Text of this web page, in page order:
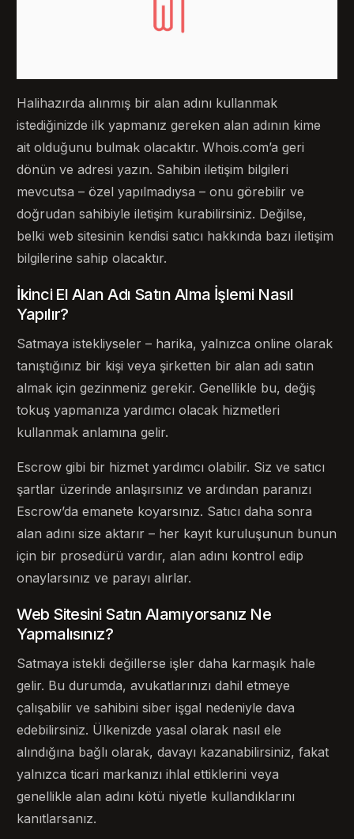
Halihazırda alınmış bir alan adını kullanmak
istediğinizde ilk yapmanız gereken alan adının kime
ait olduğunu bulmak olacaktır. Whois.com’a geri
dönün ve adresi yazın. Sahibin iletişim bilgileri
mevcutsa – özel yapılmadıysa – onu görebilir ve
doğrudan sahibiyle iletişim kurabilirsiniz. Değilse,
belki web sitesinin kendisi satıcı hakkında bazı iletişim
bilgilerine sahip olacaktır.
İkinci El Alan Adı Satın Alma İşlemi Nasıl
Yapılır?
Satmaya istekliyseler – harika, yalnızca online olarak
tanıştığınız bir kişi veya şirketten bir alan adı satın
almak için gezinmeniz gerekir. Genellikle bu, değiş
tokuş yapmanıza yardımcı olacak hizmetleri
kullanmak anlamına gelir.
Escrow gibi bir hizmet yardımcı olabilir. Siz ve satıcı
şartlar üzerinde anlaşırsınız ve ardından paranızı
Escrow’da emanete koyarsınız. Satıcı daha sonra
alan adını size aktarır – her kayıt kuruluşunun bunun
için bir prosedürü vardır, alan adını kontrol edip
onaylarsınız ve parayı alırlar.
Web Sitesini Satın Alamıyorsanız Ne
Yapmalısınız?
Satmaya istekli değillerse işler daha karmaşık hale
gelir. Bu durumda, avukatlarınızı dahil etmeye
çalışabilir ve sahibini siber işgal nedeniyle dava
edebilirsiniz. Ülkenizde yasal olarak nasıl ele
alındığına bağlı olarak, davayı kazanabilirsiniz, fakat
yalnızca ticari markanızı ihlal ettiklerini veya
genellikle alan adını kötü niyetle kullandıklarını
kanıtlarsanız.